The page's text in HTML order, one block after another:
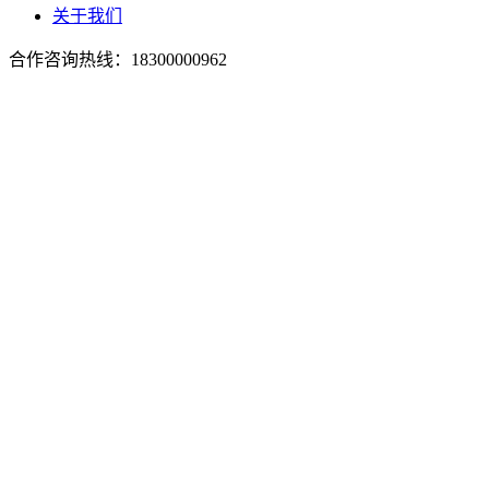
关于我们
合作咨询热线： 18300000962